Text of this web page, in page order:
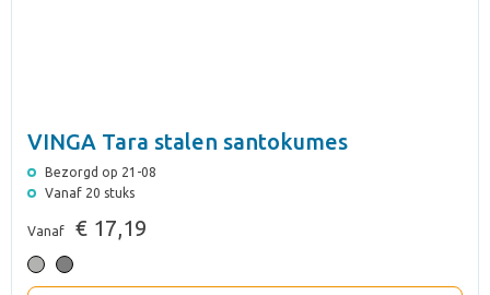
VINGA Tara stalen santokumes
Bezorgd op 21-08
Vanaf 20 stuks
Vanaf € 17,19